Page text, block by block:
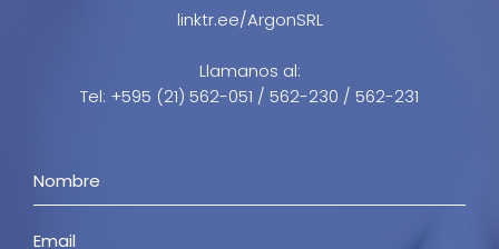
linktr.ee/ArgonSRL
Llamanos al:
Tel: +595 (21) 562-051 / 562-230 / 562-231